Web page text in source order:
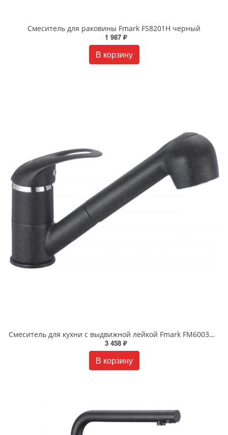
Смеситель для раковины Fmark FS8201H черный
1 987 ₽
В корзину
Смеситель для кухни с выдвижной лейкой Fmark FM6003H черный
3 458 ₽
В корзину